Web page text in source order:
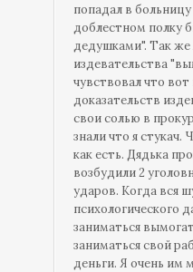
попадал в
доблестном полку
дедушками". Так же
издевательства
чувствовал что
доказательств
свои солью в
знали что я стукач.
как есть. Дядька
возбудили 2
ударов. Когда вся
психологического
заниматься
заниматься свой
деньги. Я очень им